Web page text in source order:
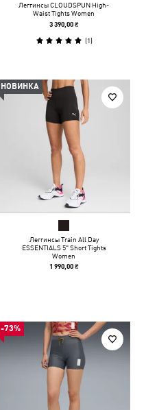
Леггинсы CLOUDSPUN High-
Waist Tights Women
3 390,00 ₴
(1)
НОВИНКА
Леггинсы Train All Day
ESSENTIALS 5" Short Tights
Women
1 990,00 ₴
-73%